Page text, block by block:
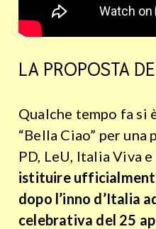
LA PROPOSTA
Qualche tempo fa si
“Bella Ciao” per
PD, LeU, Italia Viva
istituire
dopo l’inno d’Italia
celebrativa del 25